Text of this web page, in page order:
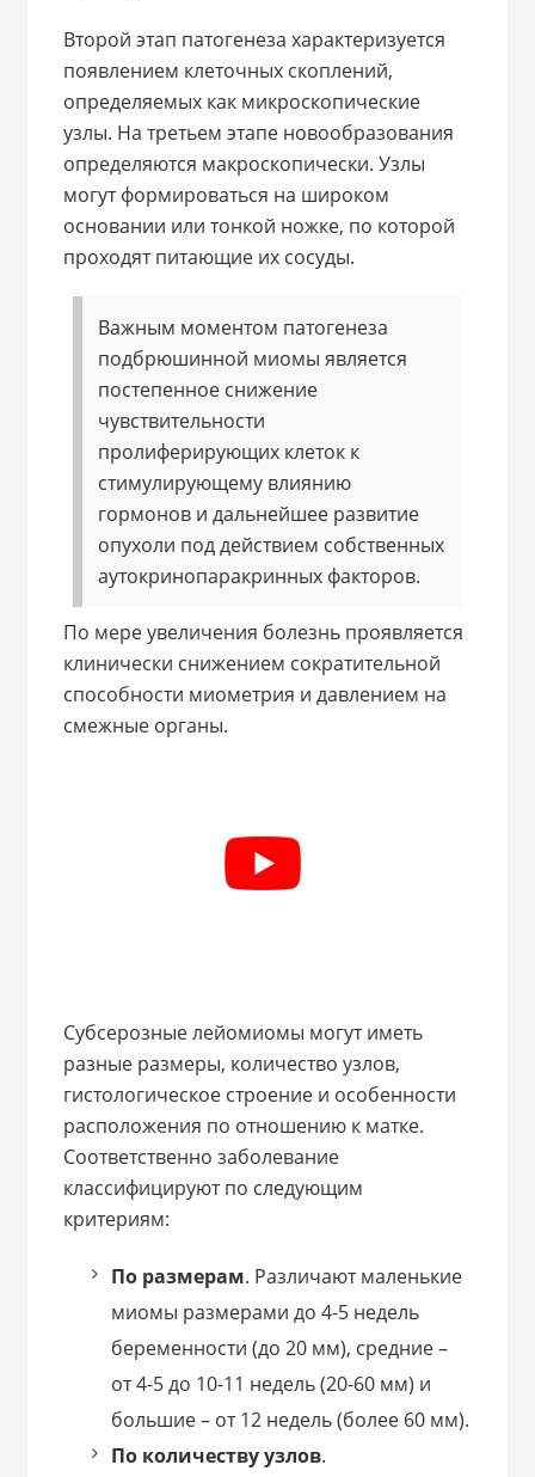
Второй этап патогенеза характеризуется
появлением клеточных скоплений,
определяемых как микроскопические
узлы. На третьем этапе новообразования
определяются макроскопически. Узлы
могут формироваться на широком
основании или тонкой ножке, по которой
проходят питающие их сосуды.
Важным моментом патогенеза
подбрюшинной миомы является
постепенное снижение
чувствительности
пролиферирующих клеток к
стимулирующему влиянию
гормонов и дальнейшее развитие
опухоли под действием собственных
аутокринопаракринных факторов.
По мере увеличения болезнь проявляется
клинически снижением сократительной
способности миометрия и давлением на
смежные органы.
Субсерозные лейомиомы могут иметь
разные размеры, количество узлов,
гистологическое строение и особенности
расположения по отношению к матке.
Соответственно заболевание
классифицируют по следующим
критериям:
По размерам. Различают маленькие
миомы размерами до 4-5 недель
беременности (до 20 мм), средние –
от 4-5 до 10-11 недель (20-60 мм) и
большие – от 12 недель (более 60 мм).
По количеству узлов.